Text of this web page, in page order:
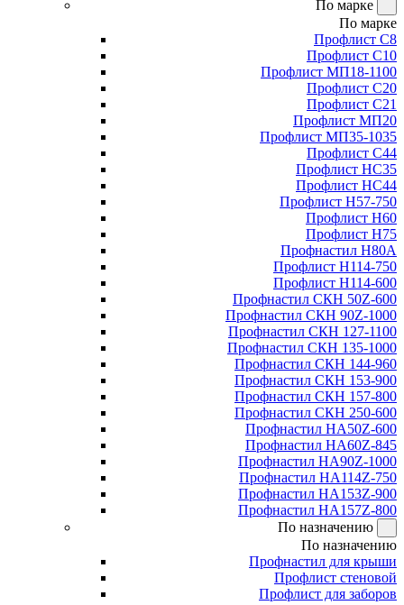
По марке
По марке
Профлист С8
Профлист С10
Профлист МП18-1100
Профлист С20
Профлист С21
Профлист МП20
Профлист МП35-1035
Профлист С44
Профлист НС35
Профлист НС44
Профлист Н57-750
Профлист Н60
Профлист Н75
Профнастил Н80А
Профлист Н114-750
Профлист Н114-600
Профнастил СКН 50Z-600
Профнастил СКН 90Z-1000
Профнастил СКН 127-1100
Профнастил СКН 135-1000
Профнастил СКН 144-960
Профнастил СКН 153-900
Профнастил СКН 157-800
Профнастил СКН 250-600
Профнастил НА50Z-600
Профнастил НА60Z-845
Профнастил НА90Z-1000
Профнастил НА114Z-750
Профнастил НА153Z-900
Профнастил НА157Z-800
По назначению
По назначению
Профнастил для крыши
Профлист стеновой
Профлист для заборов